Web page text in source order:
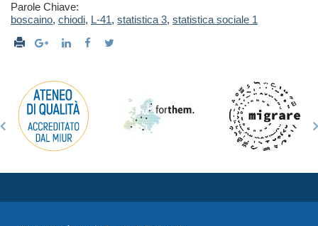
Parole Chiave:
boscaino, chiodi, L-41, statistica 3, statistica sociale 1